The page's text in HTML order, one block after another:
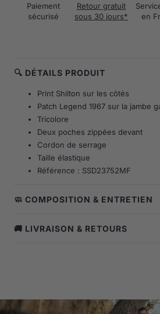
Paiement
sécurisé
Retour gratuit
sous 30 jours*
en
🔍 DÉTAILS PRODUIT
Print Shilton sur les côtés
Patch Legend 1967 sur la jambe
Tricolore
Deux poches zippées devant
Cordon de serrage
Taille élastique
Référence : SSD23752MF
🧼 COMPOSITION & ENTRETIEN
🚚 LIVRAISON & RETOURS